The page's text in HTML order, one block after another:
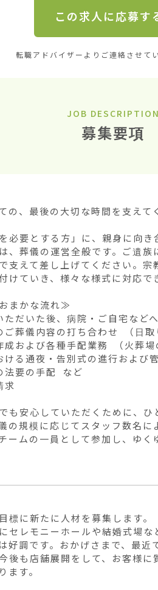
この求人に応募す
転職アドバイザーよりご連絡させて
JOB DESCRIPTION
募集要項
の、最後の大切な時間を支えて
必要とする方」に、親身に向
、葬儀の運営全般です。ご遺
支えて差し上げてください。
けていき、様々な様式に対応で
まかな流れ≫
だいた後、病院・ご自宅など
葬儀内容の打ち合わせ （日取
および各種手配業務 （火葬場
る通夜・告別式の進行および
要の手配 など
求
も安心していただくために、
の規模に応じてスタッフ数名
ームの一員として参加し、ゆ
標に新たに人材を募集します。
セレモニーホールや結婚式場
好調です。おかげさまで、最
後も店舗展開をして、お客様
ます。